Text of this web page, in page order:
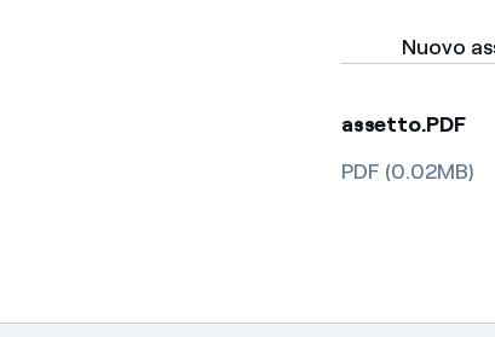
Nuovo
assetto.PDF
PDF (0.02MB)